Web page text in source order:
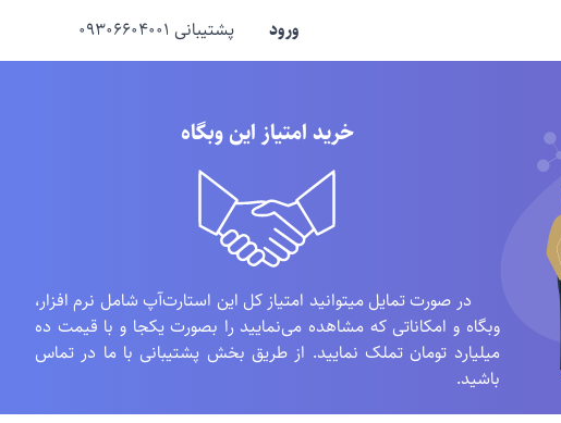
ورود پشتیبانی ۰۹۳۰۶۶۰۴۰۰۱
خرید امتیاز این وبگاه
در صورت تمایل میتوانید امتیاز کل این استارت‌آپ شامل نرم افزار،
وبگاه و امکاناتی که مشاهده می‌نمایید را بصورت یکجا و با قیمت ده
میلیارد تومان تملک نمایید. از طریق بخش پشتیبانی با ما در تماس
باشید.